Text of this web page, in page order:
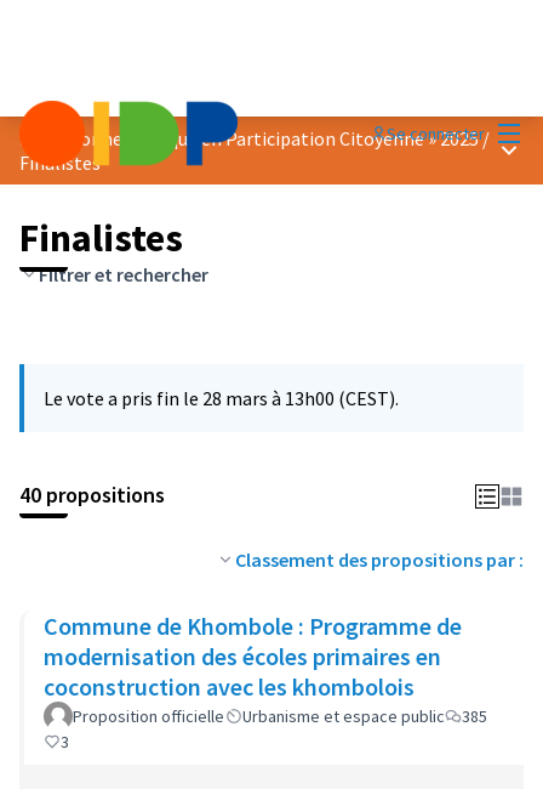
Se connecter
Prix « Bonne Pratique en Participation Citoyenne » 2025 /
Finalistes
Finalistes
Filtrer et rechercher
Le vote a pris fin le 28 mars à 13h00 (CEST).
40 propositions
Classement des propositions par :
Commune de Khombole : Programme de
modernisation des écoles primaires en
coconstruction avec les khombolois
Proposition officielle Urbanisme et espace public
385
3